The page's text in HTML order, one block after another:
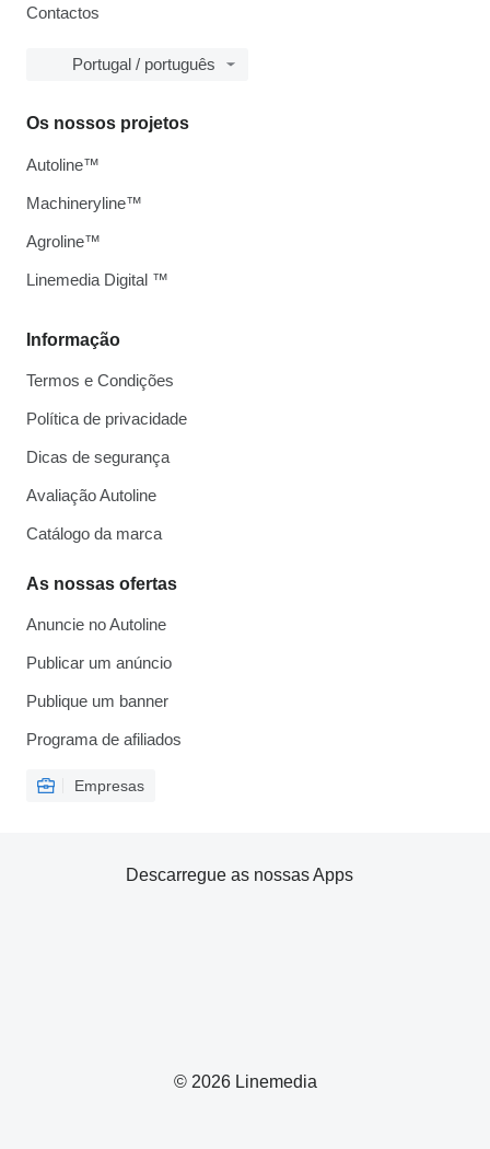
Contactos
Portugal / português
Informação
Termos e Condições
Política de privacidade
Dicas de segurança
Avaliação Autoline
Catálogo da marca
As nossas ofertas
Anuncie no Autoline
Publicar um anúncio
Publique um banner
Programa de afiliados
Empresas
Os nossos projetos
Autoline™
Machineryline™
Agroline™
Linemedia Digital ™
© 2026 Linemedia
Descarregue as nossas Apps